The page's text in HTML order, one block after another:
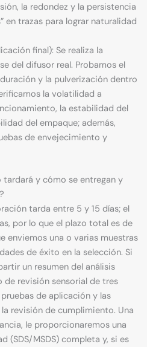
la redondez y la persistencia
en trazas para lograr naturalidad
final): Se realiza la
del difusor real. Probamos el
y la pulverización dentro
la volatilidad a
la estabilidad del
del empaque; además,
de envejecimiento y
y cómo se entregan y
tarda entre 5 y 15 días; el
por lo que el plazo total es de
enviemos una o varias muestras
de éxito en la selección. Si
un resumen del análisis
revisión sensorial de tres
de aplicación y las
revisión de cumplimiento. Una
le proporcionaremos una
(SDS/MSDS) completa y, si es